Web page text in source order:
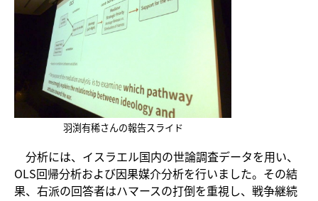
羽渕有稀さんの報告スライド
分析には、イスラエル国内の世論調査データを用い、
OLS回帰分析および因果媒介分析を行いました。その結
果、右派の回答者はハマースの打倒を重視し、戦争継続